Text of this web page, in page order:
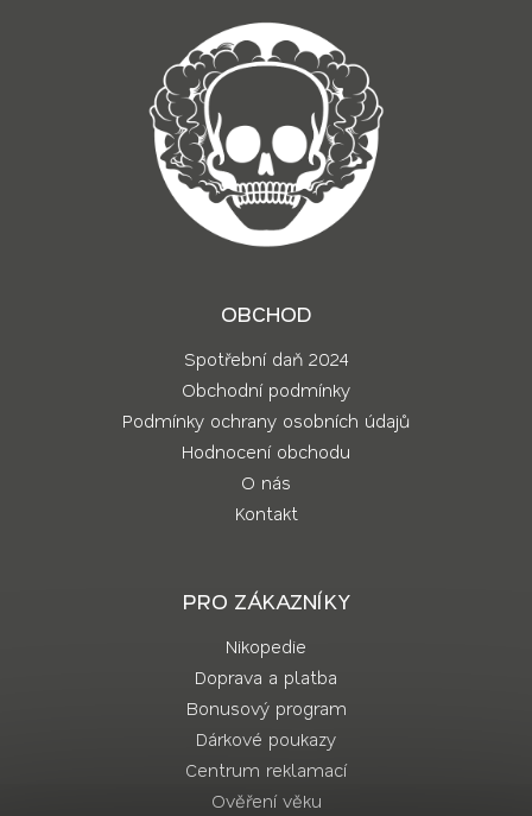
OBCHOD
Spotřební daň 2024
Obchodní podmínky
Podmínky ochrany osobních údajů
Hodnocení obchodu
O nás
Kontakt
PRO ZÁKAZNÍKY
Nikopedie
Doprava a platba
Bonusový program
Dárkové poukazy
Centrum reklamací
Ověření věku